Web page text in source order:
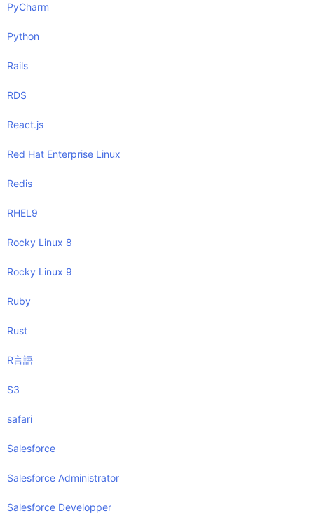
PyCharm
Python
Rails
RDS
React.js
Red Hat Enterprise Linux
Redis
RHEL9
Rocky Linux 8
Rocky Linux 9
Ruby
Rust
R言語
S3
safari
Salesforce
Salesforce Administrator
Salesforce Developper